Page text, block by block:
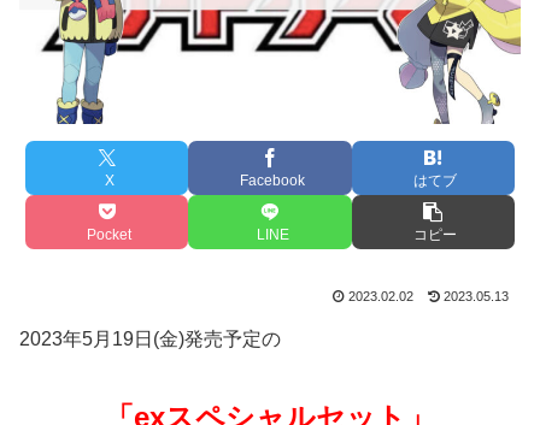
X Facebook はてブ
Pocket LINE コピー
2023.02.02 2023.05.13
2023年5月 19日(金)発売予定の
「exスペシャルセット」